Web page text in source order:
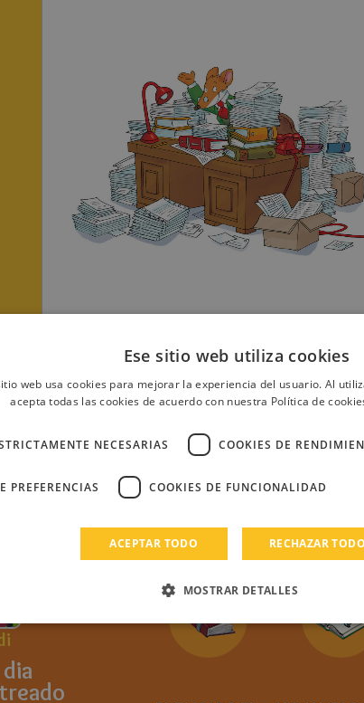
Ese sitio web utiliza cookies
web usa cookies para mejorar la experiencia del usuario. Al
acepta todas las cookies de acuerdo con nuestra Política de
NECESARIAS COOKIES DE
PREFERENCIAS COOKIES DE FUNCIONALIDAD
ACEPTAR TODO RECHAZAR TODO
MOSTRAR DETALLES